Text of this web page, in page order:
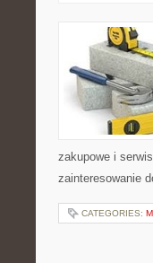
zakupowe i
zainteresowanie
CATEGORIES: